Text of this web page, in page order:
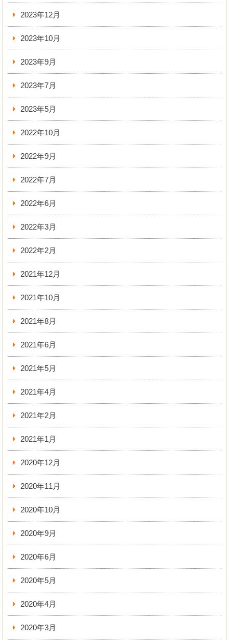
2023年12月
2023年10月
2023年9月
2023年7月
2023年5月
2022年10月
2022年9月
2022年7月
2022年6月
2022年3月
2022年2月
2021年12月
2021年10月
2021年8月
2021年6月
2021年5月
2021年4月
2021年2月
2021年1月
2020年12月
2020年11月
2020年10月
2020年9月
2020年6月
2020年5月
2020年4月
2020年3月